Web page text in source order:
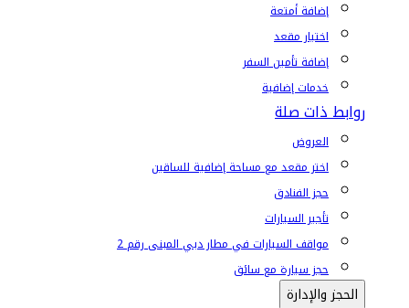
إضافة أمتعة
اختيار مقعد
إضافة تأمين السفر
خدمات إضافية
روابط ذات صلة
العروض
اختر مقعد مع مساحة إضافية للساقين
حجز الفنادق
تأجير السيارات
مواقف السيارات في مطار دبي المبنى رقم 2
حجز سيارة مع سائق
الحجز والإدارة